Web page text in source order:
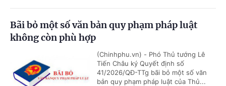
Bãi bỏ một số văn bản quy phạm pháp luật
không còn phù hợp
(Chinhphu.vn) - Phó Thủ tướng Lê
Tiến Châu ký Quyết định số
41/2026/QĐ-TTg bãi bỏ một số văn
bản quy phạm pháp luật của Thủ...